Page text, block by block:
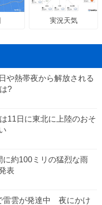
実況天気
熱帯夜から解放される
?
11日に東北に上陸のおそ
に約100ミリの猛烈な雨
表
雷雲が発達中 夜にかけ